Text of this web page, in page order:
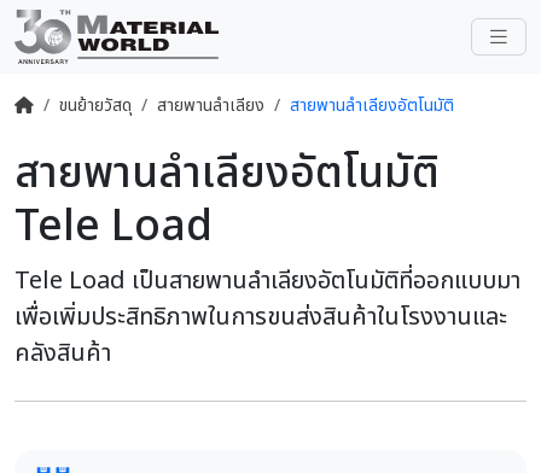
ขนย้ายวัสดุ สายพานลำเลียง สายพานลำเลียงอัตโนมัติ
สายพานลำเลียงอัตโนมัติ
Tele Load
Tele Load เป็นสายพานลำเลียงอัตโนมัติที่ออกแบบมา
เพื่อเพิ่มประสิทธิภาพในการขนส่งสินค้าในโรงงานและ
คลังสินค้า